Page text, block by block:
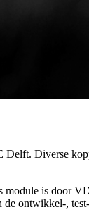
Diverse
module is
ontwikkel-,